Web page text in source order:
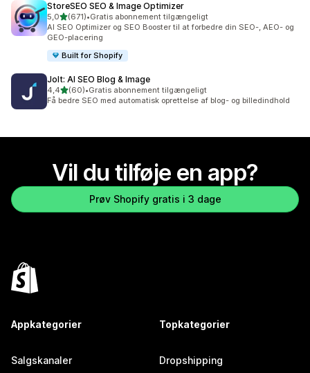
StoreSEO SEO & Image Optimizer
5,0ud af 5 stjerner
(671)
671 anmeldelser i alt
•Gratis abonnement tilgængeligt
AI SEO Optimizer og SEO Booster til at forbedre din SEO-, AEO- og
GEO-placering
Built for Shopify
Jolt: AI SEO Blog & Image
4,4ud af 5 stjerner
(60)
60 anmeldelser i alt
•Gratis abonnement tilgængeligt
Få bedre SEO med automatisk oprettelse af blog- og billedindhold
Vil du tilføje en app?
Prøv Shopify gratis i 3 dage
Appkategorier
Salgskanaler
Topkategorier
Dropshipping